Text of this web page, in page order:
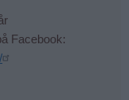
Facebook: